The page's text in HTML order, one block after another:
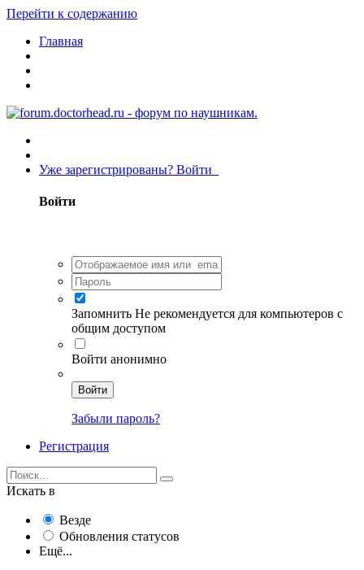
Перейти к содержанию
Главная
Уже зарегистрированы? Войти
Войти
Запомнить Не рекомендуется для компьютеров с
общим доступом
Войти анонимно
Войти
Забыли пароль?
Регистрация
Искать в
Везде
Обновления статусов
Ещё...